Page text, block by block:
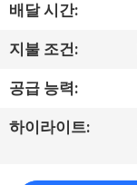
것
공
장
배달 시간:
지불 조건:
공급 능력:
하이라이트: